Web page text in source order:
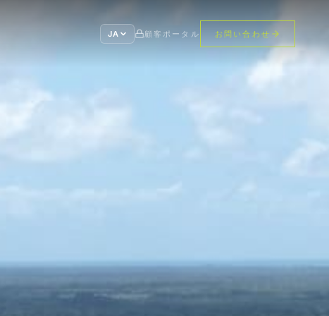
JA 顧客ポータル お問い合わせ